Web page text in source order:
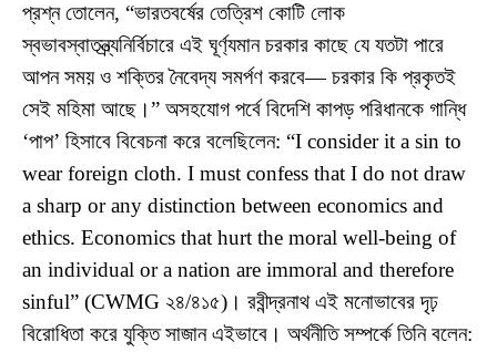
প্রশ্ন তোলেন, “ভারতবর্ষের তেত্রিশ কোটি লোক
স্বভাবস্বাতন্ত্র্যনির্বিচারে এই ঘূর্ণ্যমান চরকার কাছে যে যতটা পারে
আপন সময় ও শক্তির নৈবেদ্য সমর্পণ করবে— চরকার কি প্রকৃতই
সেই মহিমা আছে।” অসহযোগ পর্বে বিদেশি কাপড় পরিধানকে গান্ধি
‘পাপ’ হিসাবে বিবেচনা করে বলেছিলেন: “I consider it a sin to
wear foreign cloth. I must confess that I do not draw
a sharp or any distinction between economics and
ethics. Economics that hurt the moral well-being of
an individual or a nation are immoral and therefore
sinful” (CWMG ২৪/৪১৫)। রবীন্দ্রনাথ এই মনোভাবের দৃঢ়
বিরোধিতা করে যুক্তি সাজান এইভাবে। অর্থনীতি সম্পর্কে তিনি বলেন: